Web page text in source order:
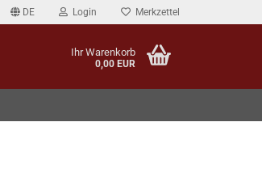
DE Login Merkzettel
Ihr Warenkorb
0,00 EUR